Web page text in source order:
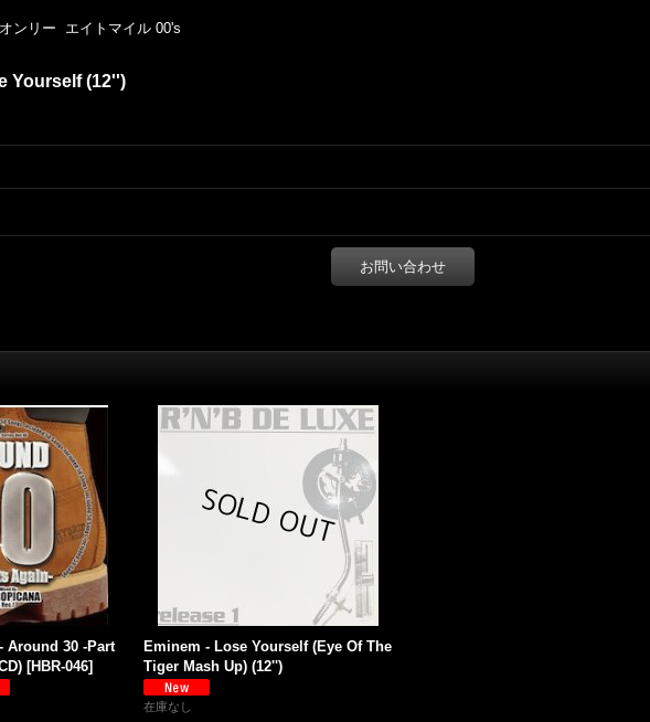
ンリー エイトマイル 00's
Yourself (12'')
お問い合わせ
Around 30 -Part
[HBR-046]
Eminem - Lose Yourself (Eye Of The
Tiger Mash Up) (12'')
在庫なし